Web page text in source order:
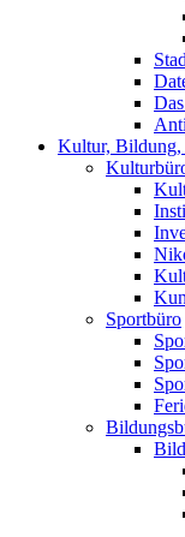
Kultur, Bildung,
Sportbüro